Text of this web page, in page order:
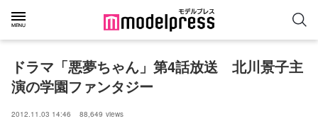
ドラマ「悪夢ちゃん」第4話放送　北川景子主
演の学園ファンタジー
2012.11.03 14:46 88,649 views